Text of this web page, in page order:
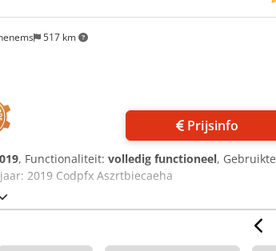
517 km
Prijsinfo
, Functionaliteit: volledig functioneel, Gebruikte
2019 Codpfx Aszrtbiecaeha